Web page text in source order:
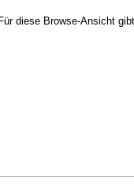
diese Browse-Ansicht